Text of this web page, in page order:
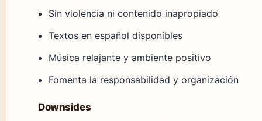
Sin violencia ni contenido inapropiado
Textos en español disponibles
Música relajante y ambiente positivo
Fomenta la responsabilidad y organización
Downsides